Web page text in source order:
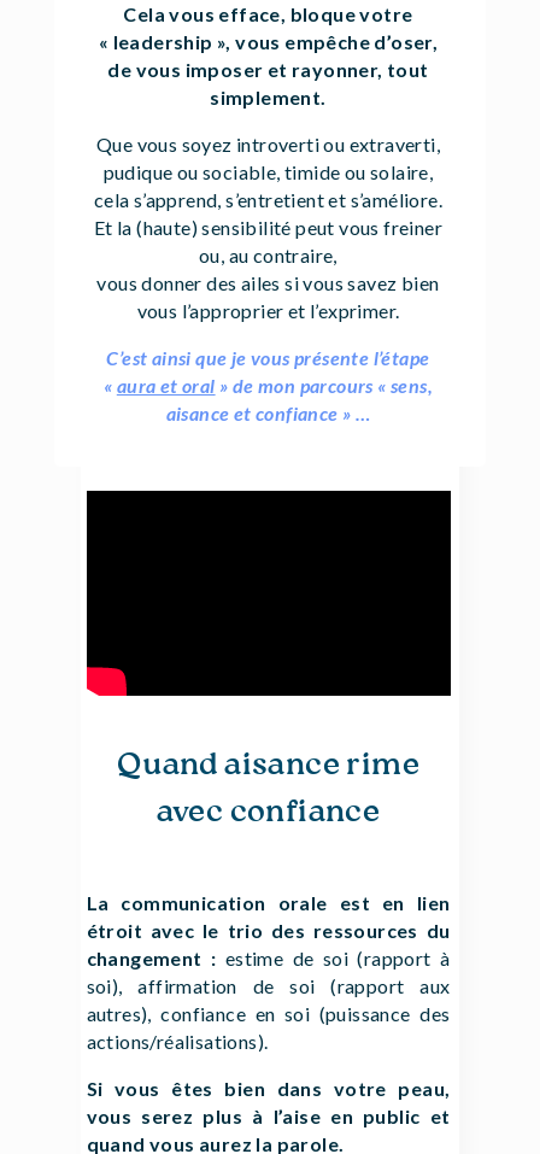
Cela vous efface, bloque votre
« leadership », vous empêche d’oser,
de vous imposer et rayonner, tout
simplement.
Que vous soyez introverti ou extraverti,
pudique ou sociable, timide ou solaire,
cela s’apprend, s’entretient et s’améliore.
Et la (haute) sensibilité peut vous freiner
ou, au contraire,
vous donner des ailes si vous savez bien
vous l’approprier et l’exprimer.
C’est ainsi que je vous présente l’étape
« aura et oral » de mon parcours « sens,
aisance et confiance » …
Quand aisance rime
avec confiance
La communication orale est en lien
étroit avec le trio des ressources du
changement : estime de soi (rapport à
soi), affirmation de soi (rapport aux
autres), confiance en soi (puissance des
actions/réalisations).
Si vous êtes bien dans votre peau,
vous serez plus à l’aise en public et
quand vous aurez la parole.